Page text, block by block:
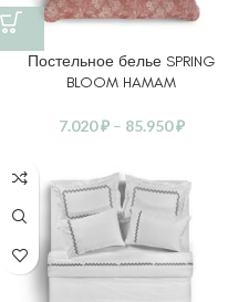
Постельное белье SPRING
BLOOM HAMAM
7.020₽ – 85.950₽